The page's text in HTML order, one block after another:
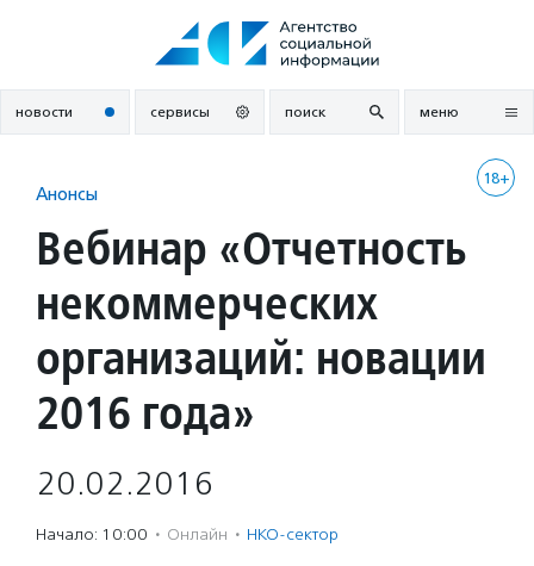
новости сервисы поиск меню
18+
Анонсы
Вебинар «Отчетность
некоммерческих
организаций: новации
2016 года»
20.02.2016
Начало: 10:00 · Онлайн · НКО-сектор